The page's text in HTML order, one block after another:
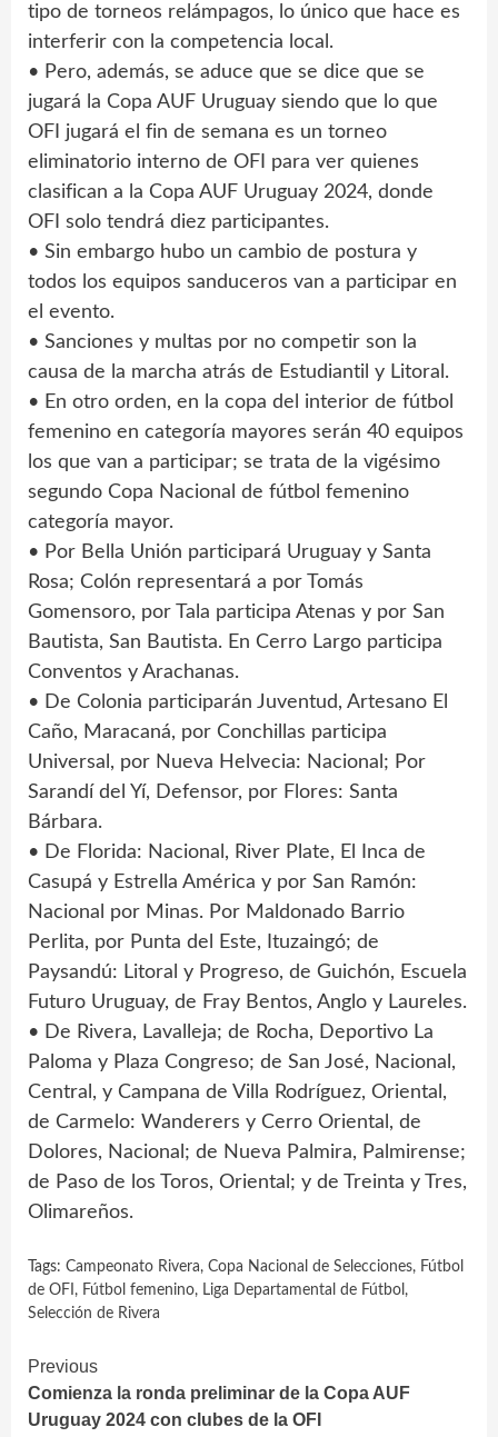
tipo de torneos relámpagos, lo único que hace es
interferir con la competencia local.
• Pero, además, se aduce que se dice que se
jugará la Copa AUF Uruguay siendo que lo que
OFI jugará el fin de semana es un torneo
eliminatorio interno de OFI para ver quienes
clasifican a la Copa AUF Uruguay 2024, donde
OFI solo tendrá diez participantes.
• Sin embargo hubo un cambio de postura y
todos los equipos sanduceros van a participar en
el evento.
• Sanciones y multas por no competir son la
causa de la marcha atrás de Estudiantil y Litoral.
• En otro orden, en la copa del interior de fútbol
femenino en categoría mayores serán 40 equipos
los que van a participar; se trata de la vigésimo
segundo Copa Nacional de fútbol femenino
categoría mayor.
• Por Bella Unión participará Uruguay y Santa
Rosa; Colón representará a por Tomás
Gomensoro, por Tala participa Atenas y por San
Bautista, San Bautista. En Cerro Largo participa
Conventos y Arachanas.
• De Colonia participarán Juventud, Artesano El
Caño, Maracaná, por Conchillas participa
Universal, por Nueva Helvecia: Nacional; Por
Sarandí del Yí, Defensor, por Flores: Santa
Bárbara.
• De Florida: Nacional, River Plate, El Inca de
Casupá y Estrella América y por San Ramón:
Nacional por Minas. Por Maldonado Barrio
Perlita, por Punta del Este, Ituzaingó; de
Paysandú: Litoral y Progreso, de Guichón, Escuela
Futuro Uruguay, de Fray Bentos, Anglo y Laureles.
• De Rivera, Lavalleja; de Rocha, Deportivo La
Paloma y Plaza Congreso; de San José, Nacional,
Central, y Campana de Villa Rodríguez, Oriental,
de Carmelo: Wanderers y Cerro Oriental, de
Dolores, Nacional; de Nueva Palmira, Palmirense;
de Paso de los Toros, Oriental; y de Treinta y Tres,
Olimareños.
Tags: Campeonato Rivera, Copa Nacional de Selecciones, Fútbol
de OFI , Fútbol femenino, Liga Departamental de Fútbol ,
Selección de Rivera
Continue
Reading
Previous
Comienza la ronda preliminar de la Copa AUF
Uruguay 2024 con clubes de la OFI